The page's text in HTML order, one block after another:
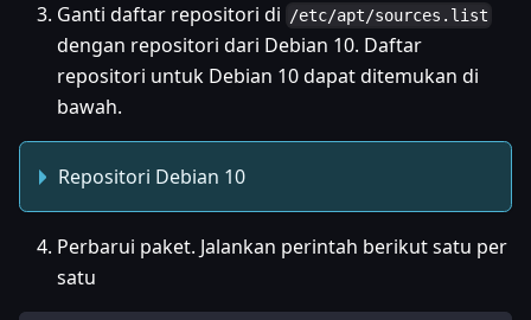
Ganti daftar repositori di /etc/apt/sources.list
dengan repositori dari Debian 10. Daftar
repositori untuk Debian 10 dapat ditemukan di
bawah.
Repositori Debian 10
Perbarui paket. Jalankan perintah berikut satu per
satu